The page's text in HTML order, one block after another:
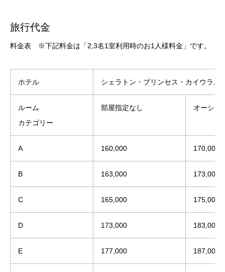
旅行代金
料金表 ※下記料金は「2,3名1室利用時のお1人様料金」です。
ホテル シェラトン・プリンセス・カイウラ
ルーム
カテゴリー
部屋指定なし オーシャ
A 160,000 170,000
B 163,000 173,000
C 165,000 175,000
D 173,000 183,000
E 177,000 187,000